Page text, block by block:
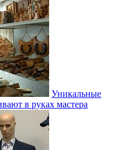
Уникальные
в руках мастера